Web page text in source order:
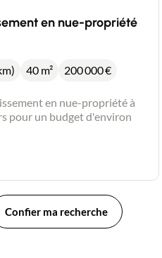
en nue-propriété
40 m² 200 000€
en nue-propriété à
pour un budget d'environ
Confier ma recherche